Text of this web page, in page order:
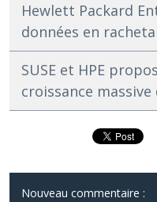
Hewlett Packard
données en
SUSE et HPE
croissance massive
Nouveau commentaire :